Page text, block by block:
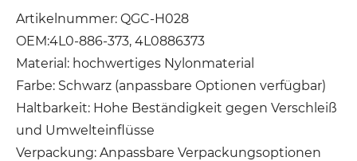
Artikelnummer: QGC-H028
OEM:4L0-886-373, 4L0886373
Material: hochwertiges Nylonmaterial
Farbe: Schwarz (anpassbare Optionen verfügbar)
Haltbarkeit: Hohe Beständigkeit gegen Verschleiß
und Umwelteinflüsse
Verpackung: Anpassbare Verpackungsoptionen